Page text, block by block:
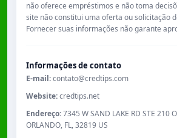
não oferece empréstimos e não toma
site não constitui uma oferta ou solicitação
Fornecer suas informações não garante
Informações de contato
E-mail:contato@credtips.com
Website:credtips.net
Endereço:7345 W SAND LAKE RD STE 210
ORLANDO, FL, 32819 US